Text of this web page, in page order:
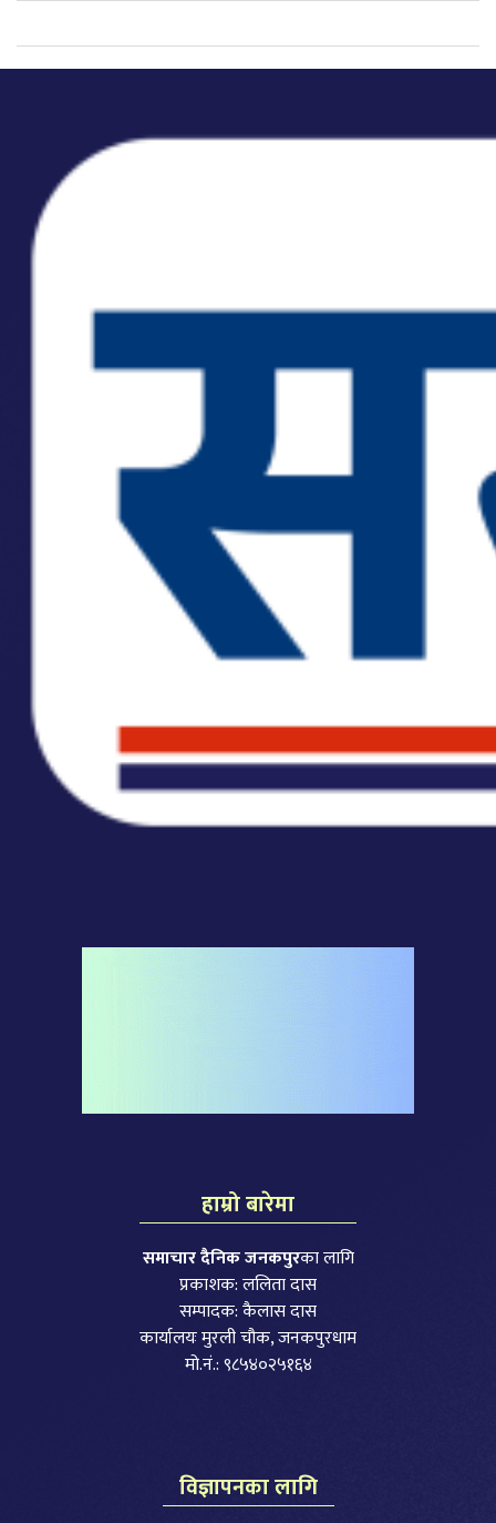
हाम्रो बारेमा
समाचार दैनिक जनकपुरका लागि
प्रकाशक: ललिता दास
सम्पादक: कैलास दास
कार्यालयः मुरली चौक, जनकपुरधाम
मो.नं.: ९८५४०२५१६४
विज्ञापनका लागि